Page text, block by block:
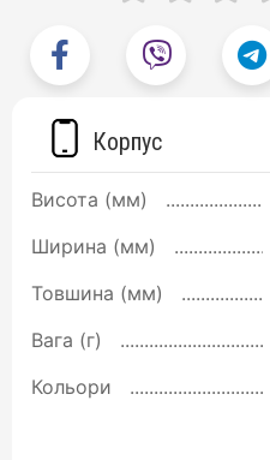
Корпус
Висота (мм)
Ширина (мм)
Товшина (мм)
Вага (г)
Кольори